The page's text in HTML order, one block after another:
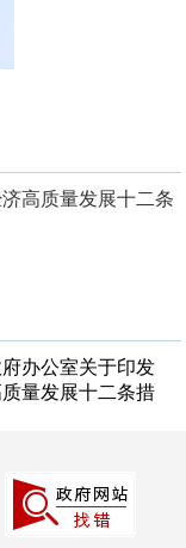
高质量发展十二条
办公室关于印发
量发展十二条措